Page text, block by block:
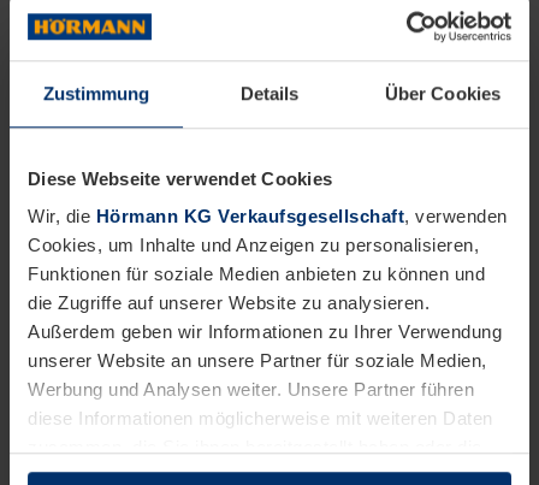
Zustimmung Details Über Cookies
Diese Webseite verwendet Cookies
Wir, die Hörmann KG Verkaufsgesellschaft, verwenden
Cookies, um Inhalte und Anzeigen zu personalisieren,
Funktionen für soziale Medien anbieten zu können und
die Zugriffe auf unserer Website zu analysieren.
Außerdem geben wir Informationen zu Ihrer Verwendung
unserer Website an unsere Partner für soziale Medien,
Werbung und Analysen weiter. Unsere Partner führen
diese Informationen möglicherweise mit weiteren Daten
sie im Rahmen Ihrer Nutzung der Dienste gesammelt
dank zwei integrierten Dämpfern
Integrierte Bodenlüftungzur
Vermeidung von Feuchtigkeit
Aktionsgröße:1600 × 800 × 725 mm (B
× T × H)
Juno-Gartenbox
ab499 € * JETZT KONFIGURIEREN